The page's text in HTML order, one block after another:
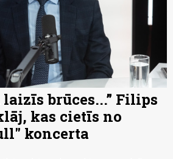
brūces...” Filips
kas cietīs no
koncerta